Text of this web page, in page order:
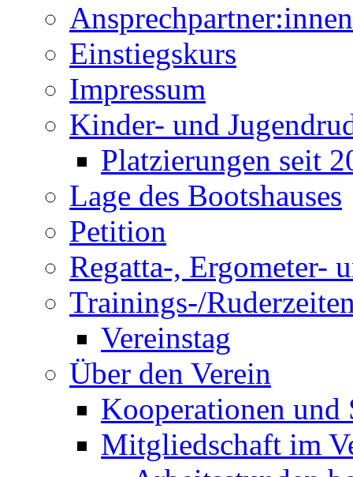
Ansprechpartner:innen
Einstiegskurs
Impressum
Kinder- und
Platzierungen seit
Lage des Bootshauses
Petition
Regatta-, Ergometer-
Trainings-/
Vereinstag
Über den Verein
Kooperationen und
Mitgliedschaft im